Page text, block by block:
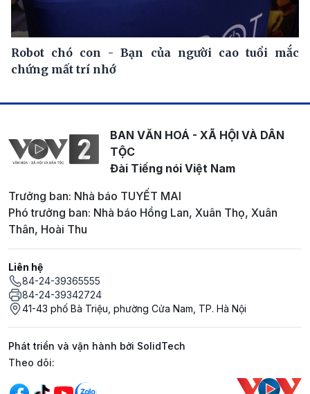
Robot chó con - Bạn của người cao tuổi mắc
chứng mất trí nhớ
BAN VĂN HOÁ - XÃ HỘI VÀ DÂN
TỘC
Đài Tiếng nói Việt Nam
Trưởng ban: Nhà báo TUYẾT MAI
Phó trưởng ban: Nhà báo Hồng Lan, Xuân Thọ, Xuân
Thân, Hoài Thu
Liên hệ
84-24-39365555
84-24-39342724
41-43 phố Bà Triệu, phường Cửa Nam, TP. Hà Nội
Phát triển và vận hành bởi SolidTech
Mạng xã hội
Theo dõi: